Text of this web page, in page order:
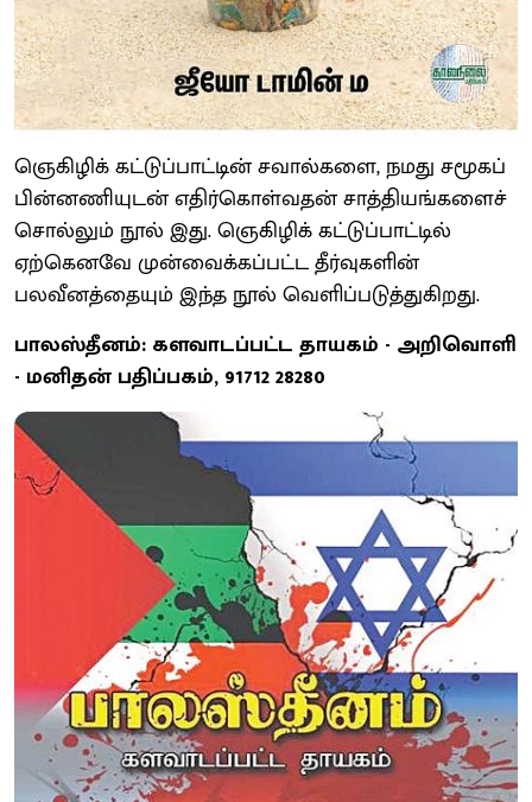
ஞெகிழிக் கட்டுப்பாட்டின் சவால்களை, நமது சமூகப்
பின்னணியுடன் எதிர்கொள்வதன் சாத்தியங்களைச்
சொல்லும் நூல் இது. ஞெகிழிக் கட்டுப்பாட்டில்
ஏற்கெனவே முன்வைக்கப்பட்ட தீர்வுகளின்
பலவீனத்தையும் இந்த நூல் வெளிப்படுத்துகிறது.
பாலஸ்தீனம்: களவாடப்பட்ட தாயகம் - அறிவொளி
- மனிதன் பதிப்பகம், 91712 28280